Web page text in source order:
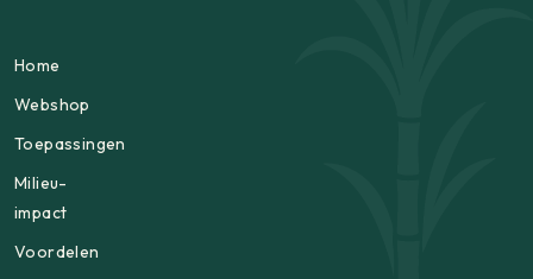
Home
Webshop
Toepassingen
Milieu-
impact
Voordelen